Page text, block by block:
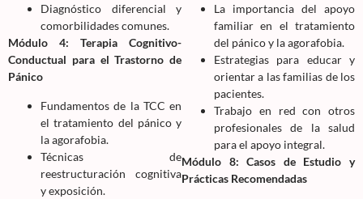
Diagnóstico diferencial y
comorbilidades comunes.
Módulo 4: Terapia Cognitivo-
Conductual para el Trastorno de
Pánico
Fundamentos de la TCC en
el tratamiento del pánico y
la agorafobia.
Técnicas de
reestructuración cognitiva
y exposición.
La importancia del apoyo
familiar en el tratamiento
del pánico y la agorafobia.
Estrategias para educar y
orientar a las familias de los
pacientes.
Trabajo en red con otros
profesionales de la salud
para el apoyo integral.
Módulo 8: Casos de Estudio y
Prácticas Recomendadas